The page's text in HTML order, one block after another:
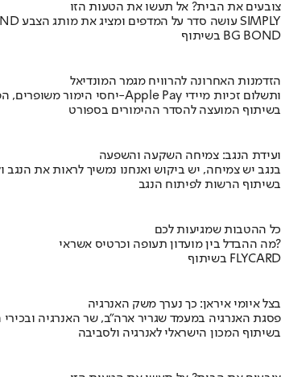
צובעים את הבית? אל תעשו את הטעות הזו
מומחה BG BOND עושה סדר על המדפים ומציג את מותג הצבע SIMPLY
בשיתוף BG BOND
הזדמנות האחרונה להרוויח מגמר המונדיאל
יחסי הימור משופרים, הפקדות ב-Apple Pay ותשלום זכיות מיידי
בשיתוף המועצה להסדר ההימורים בספורט
ועידת הנגב: צמיחה השקעה והשפעה
בנגב יש צמיחה, יש ביקוש ואנחנו נמשיך לראות את הנגב
בשיתוף הרשות לפיתוח הנגב
כל ההטבות שמגיעות לכם
מה ההבדל בין מועדון תעופה וכרטיס אשראי?
בשיתוף FLYCARD
בצל איומי איראן: כך נערך משק האנרגיה
פסגת האנרגיה במעמד שגריר ארה"ב, שר האנרגיה
בשיתוף המכון הישראלי לאנרגיה ולסביבה